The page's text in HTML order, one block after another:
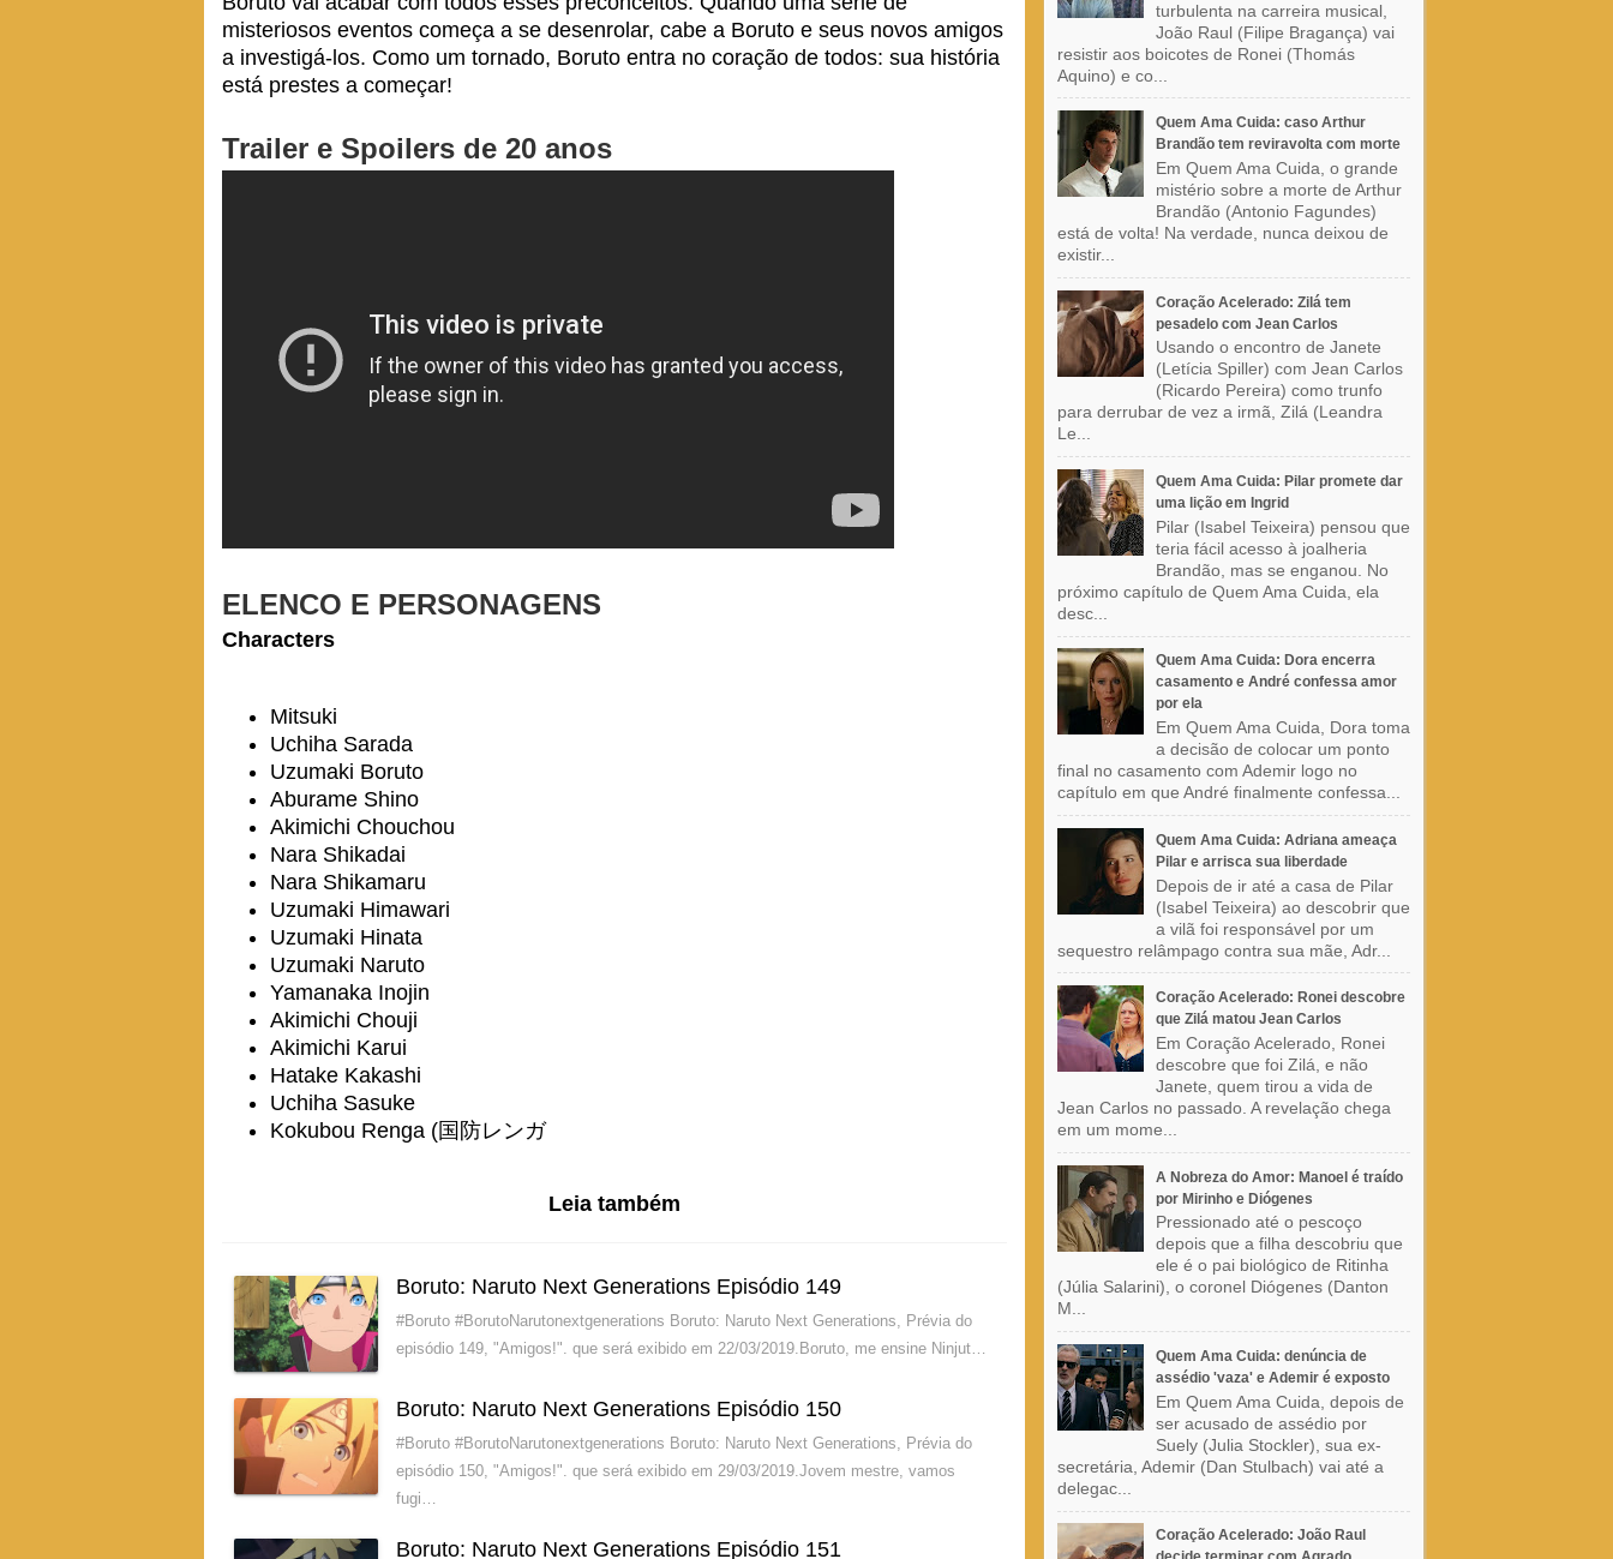
misteriosos eventos começa a se desenrolar, cabe a Boruto e seus novos amigos
a investigá-los. Como um tornado, Boruto entra no coração de todos: sua história
está prestes a começar!
Trailer e Spoilers de 20 anos
ELENCO E PERSONAGENS
Characters
Mitsuki
Uchiha Sarada
Uzumaki Boruto
Aburame Shino
Akimichi Chouchou
Nara Shikadai
Nara Shikamaru
Uzumaki Himawari
Uzumaki Hinata
Uzumaki Naruto
Yamanaka Inojin
Akimichi Chouji
Akimichi Karui
Hatake Kakashi
Uchiha Sasuke
Kokubou Renga (国防レンガ
Leia também
Boruto: Naruto Next Generations Episódio 149
#Boruto #BorutoNarutonextgenerations Boruto: Naruto Next Generations, Prévia do
episódio 149, "Amigos!". que será exibido em 22/03/2019.Boruto, me ensine Ninjut…
Boruto: Naruto Next Generations Episódio 150
#Boruto #BorutoNarutonextgenerations Boruto: Naruto Next Generations, Prévia do
episódio 150, "Amigos!". que será exibido em 29/03/2019.Jovem mestre, vamos
fugi…
Boruto: Naruto Next Generations Episódio 151
turbulenta na carreira musical,
João Raul (Filipe Bragança) vai
resistir aos boicotes de Ronei (Thomás
Aquino) e co...
Quem Ama Cuida: caso Arthur
Brandão tem reviravolta com morte
Em Quem Ama Cuida, o grande
mistério sobre a morte de Arthur
Brandão (Antonio Fagundes)
está de volta! Na verdade, nunca deixou de
existir...
Coração Acelerado: Zilá tem
pesadelo com Jean Carlos
Usando o encontro de Janete
(Letícia Spiller) com Jean Carlos
(Ricardo Pereira) como trunfo
para derrubar de vez a irmã, Zilá (Leandra
Le...
Quem Ama Cuida: Pilar promete dar
uma lição em Ingrid
Pilar (Isabel Teixeira) pensou que
teria fácil acesso à joalheria
Brandão, mas se enganou. No
próximo capítulo de Quem Ama Cuida, ela
desc...
Quem Ama Cuida: Dora encerra
casamento e André confessa amor
por ela
Em Quem Ama Cuida, Dora toma
a decisão de colocar um ponto
final no casamento com Ademir logo no
capítulo em que André finalmente confessa...
Quem Ama Cuida: Adriana ameaça
Pilar e arrisca sua liberdade
Depois de ir até a casa de Pilar
(Isabel Teixeira) ao descobrir que
a vilã foi responsável por um
sequestro relâmpago contra sua mãe, Adr...
Coração Acelerado: Ronei descobre
que Zilá matou Jean Carlos
Em Coração Acelerado, Ronei
descobre que foi Zilá, e não
Janete, quem tirou a vida de
Jean Carlos no passado. A revelação chega
em um mome...
A Nobreza do Amor: Manoel é traído
por Mirinho e Diógenes
Pressionado até o pescoço
depois que a filha descobriu que
ele é o pai biológico de Ritinha
(Júlia Salarini), o coronel Diógenes (Danton
M...
Quem Ama Cuida: denúncia de
assédio 'vaza' e Ademir é exposto
Em Quem Ama Cuida, depois de
ser acusado de assédio por
Suely (Julia Stockler), sua ex-
secretária, Ademir (Dan Stulbach) vai até a
delegac...
Coração Acelerado: João Raul